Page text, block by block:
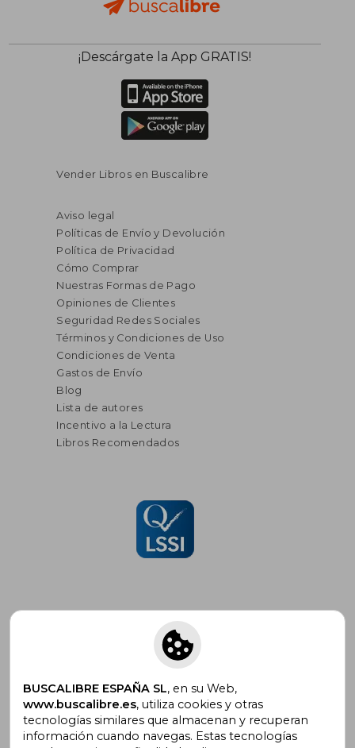
¡Descárgate la App GRATIS!
Vender Libros en Buscalibre
Aviso legal
Políticas de Envío y Devolución
Política de Privacidad
Cómo Comprar
Nuestras Formas de Pago
Opiniones de Clientes
Seguridad Redes Sociales
Términos y Condiciones de Uso
Condiciones de Venta
Gastos de Envío
Blog
Lista de autores
Incentivo a la Lectura
Libros Recomendados
Suscríbete para recibir ofertas y
promociones
BUSCALIBRE ESPAÑA SL, en su Web,
www.buscalibre.es, utiliza cookies y otras
tecnologías similares que almacenan y recuperan
información cuando navegas. Estas tecnologías